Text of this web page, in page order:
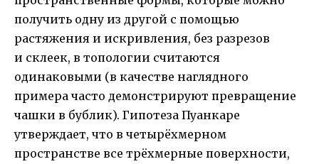
получить одну из другой с помощью
растяжения и искривления, без разрезов
и склеек, в топологии считаются
одинаковыми (в качестве наглядного
примера часто демонстрируют превращение
чашки в бублик). Гипотеза Пуанкаре
утверждает, что в четырёхмерном
пространстве все трёхмерные поверхности,